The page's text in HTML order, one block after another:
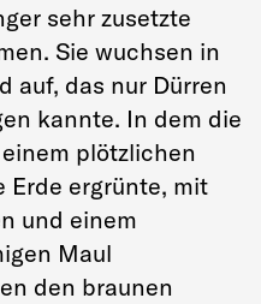
sehr zusetzte
Sie wuchsen in
auf, das nur Dürren
kannte. In dem die
plötzlichen
Erde ergrünte, mit
und einem
Maul
den braunen